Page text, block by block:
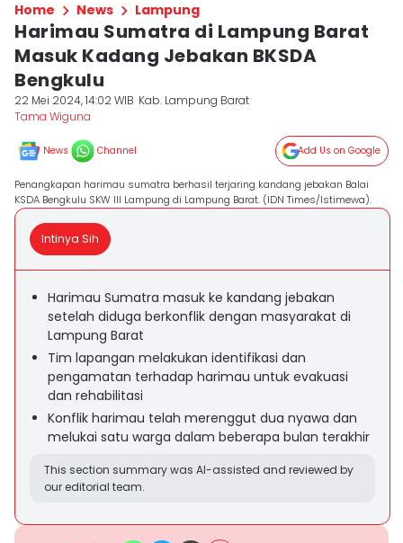
Home News Lampung
Harimau Sumatra di Lampung Barat
Masuk Kadang Jebakan BKSDA
Bengkulu
22 Mei 2024, 14:02 WIB Kab. Lampung Barat
Tama Wiguna
News Channel Add Us on Google
Penangkapan harimau sumatra berhasil terjaring kandang jebakan Balai
KSDA Bengkulu SKW III Lampung di Lampung Barat. (IDN Times/Istimewa).
Intinya Sih
Harimau Sumatra masuk ke kandang jebakan
setelah diduga berkonflik dengan masyarakat di
Lampung Barat
Tim lapangan melakukan identifikasi dan
pengamatan terhadap harimau untuk evakuasi
dan rehabilitasi
Konflik harimau telah merenggut dua nyawa dan
melukai satu warga dalam beberapa bulan terakhir
This section summary was AI-assisted and reviewed by
our editorial team.